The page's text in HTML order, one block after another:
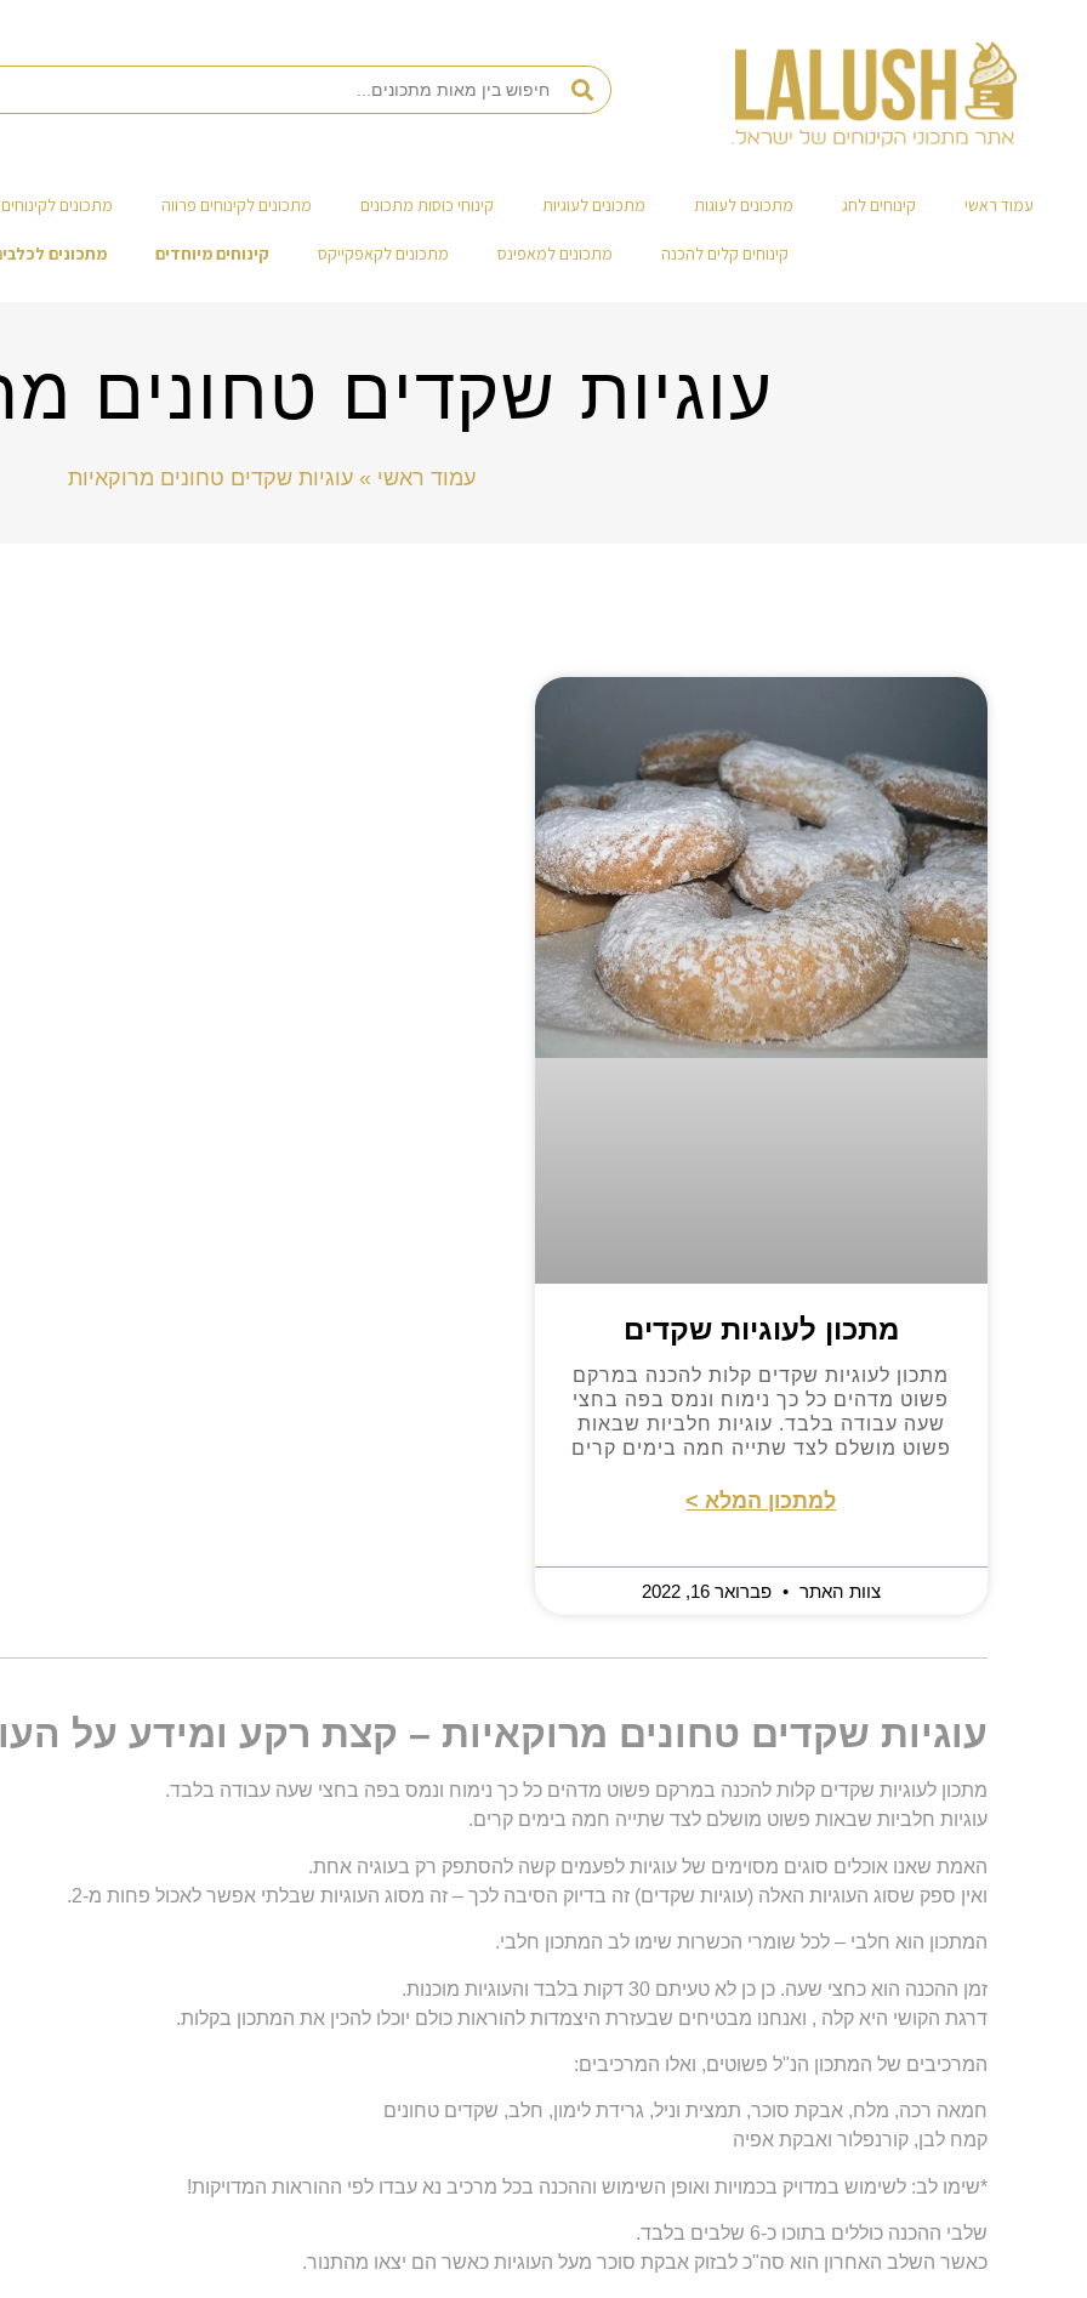
עמוד ראשי קינוחים לחג מתכונים לעוגות מתכונים לעוגיות קינוחי כוסות מתכונים מתכונים לקינוחים פרווה מתכונים
קינוחים קלים להכנה מתכונים למאפינס מתכונים לקאפקייקס קינוחים מיוחדים מתכונים
עוגיות שקדים טחונים
עמוד ראשי » עוגיות שקדים טחונים מרוקאיות
מתכון לעוגיות שקדים
מתכון לעוגיות שקדים קלות להכנה במרקם
פשוט מדהים כל כך נימוח ונמס בפה בחצי
שעה עבודה בלבד. עוגיות חלביות שבאות
פשוט מושלם לצד שתייה חמה בימים קרים
למתכון המלא >
צוות האתר פברואר 16, 2022
עוגיות שקדים טחונים מרוקאיות – קצת רקע ומידע על
מתכון לעוגיות שקדים קלות להכנה במרקם פשוט מדהים כל כך נימוח ונמס בפה בחצי שעה עבודה בלבד.
עוגיות חלביות שבאות פשוט מושלם לצד שתייה חמה בימים קרים.
האמת שאנו אוכלים סוגים מסוימים של עוגיות לפעמים קשה להסתפק רק בעוגיה אחת.
ואין ספק שסוג העוגיות האלה (עוגיות שקדים) זה בדיוק הסיבה לכך – זה מסוג העוגיות שבלתי אפשר לאכול פחות מ-2.
המתכון הוא חלבי – לכל שומרי הכשרות שימו לב המתכון חלבי.
זמן ההכנה הוא כחצי שעה. כן כן לא טעיתם 30 דקות בלבד והעוגיות מוכנות.
דרגת הקושי היא קלה , ואנחנו מבטיחים שבעזרת היצמדות להוראות כולם יוכלו להכין את המתכון בקלות.
המרכיבים של המתכון הנ"ל פשוטים, ואלו המרכיבים:
חמאה רכה, מלח, אבקת סוכר, תמצית וניל, גרידת לימון, חלב, שקדים טחונים
קמח לבן, קורנפלור ואבקת אפיה
*שימו לב: לשימוש במדויק בכמויות ואופן השימוש וההכנה בכל מרכיב נא עבדו לפי ההוראות המדויקות!
שלבי ההכנה כוללים בתוכו כ-6 שלבים בלבד.
כאשר השלב האחרון הוא סה"כ לבזוק אבקת סוכר מעל העוגיות כאשר הם יצאו מהתנור.